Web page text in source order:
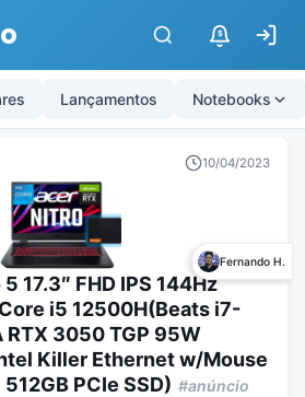
$
Lançamentos Notebooks
10/04/2023
Fernando H.
17.3″ FHD IPS 144Hz
i5 12500H(Beats i7-
RTX 3050 TGP 95W
Killer Ethernet w/Mouse
PCIe SSD) #anúncio